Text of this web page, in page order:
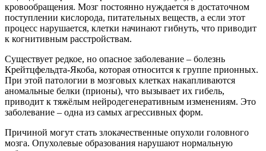
кровообращения. Мозг постоянно нуждается в достаточном
поступлении кислорода, питательных веществ, а если этот
процесс нарушается, клетки начинают гибнуть, что приводит
к когнитивным расстройствам.
Существует редкое, но опасное заболевание – болезнь
Крейтцфельдта-Якоба, которая относится к группе прионных.
При этой патологии в мозговых клетках накапливаются
аномальные белки (прионы), что вызывает их гибель,
приводит к тяжёлым нейродегенеративным изменениям. Это
заболевание – одна из самых агрессивных форм.
Причиной могут стать злокачественные опухоли головного
мозга. Опухолевые образования нарушают нормальную